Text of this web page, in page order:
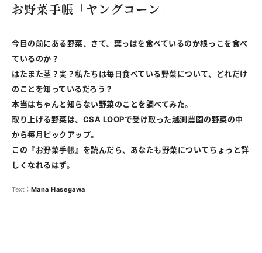
お野菜手帳「ヤングコーン」
今目の前にある野菜、さて、葉っぱを食べているのか根っこを食べ
ているのか？
はたまた茎？実？私たちは毎日食べている野菜について、どれだけ
のことを知っているだろう？
本当はちゃんと知らない野菜のことを調べてみた。
取り上げる野菜は、CSA LOOPで受け取った越渕農園の野菜の中
から毎月ピックアップ。
この『お野菜手帳』を読んだら、あなたも野菜についてちょっと詳
しくなれるはず。
Text： Mana Hasegawa